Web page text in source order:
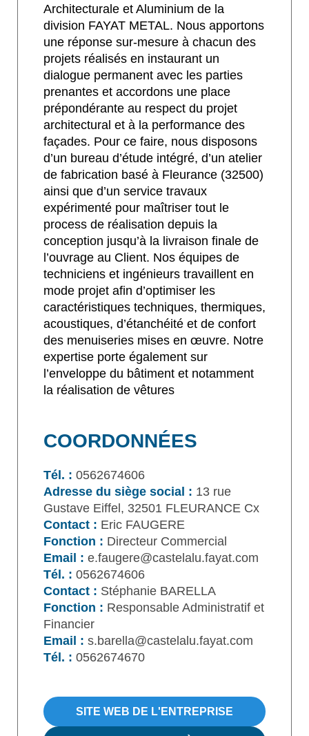
Architecturale et Aluminium de la
division FAYAT METAL. Nous apportons
une réponse sur-mesure à chacun des
projets réalisés en instaurant un
dialogue permanent avec les parties
prenantes et accordons une place
prépondérante au respect du projet
architectural et à la performance des
façades. Pour ce faire, nous disposons
d’un bureau d’étude intégré, d’un atelier
de fabrication basé à Fleurance (32500)
ainsi que d’un service travaux
expérimenté pour maîtriser tout le
process de réalisation depuis la
conception jusqu’à la livraison finale de
l’ouvrage au Client. Nos équipes de
techniciens et ingénieurs travaillent en
mode projet afin d’optimiser les
caractéristiques techniques, thermiques,
acoustiques, d’étanchéité et de confort
des menuiseries mises en œuvre. Notre
expertise porte également sur
l’enveloppe du bâtiment et notamment
la réalisation de vêtures
COORDONNÉES
Tél. : 0562674606
Adresse du siège social : 13 rue
Gustave Eiffel, 32501 FLEURANCE Cx
Contact : Eric FAUGERE
Fonction : Directeur Commercial
Email : e.faugere@castelalu.fayat.com
Tél. : 0562674606
Contact : Stéphanie BARELLA
Fonction : Responsable Administratif et
Financier
Email : s.barella@castelalu.fayat.com
Tél. : 0562674670
SITE WEB DE L'ENTREPRISE